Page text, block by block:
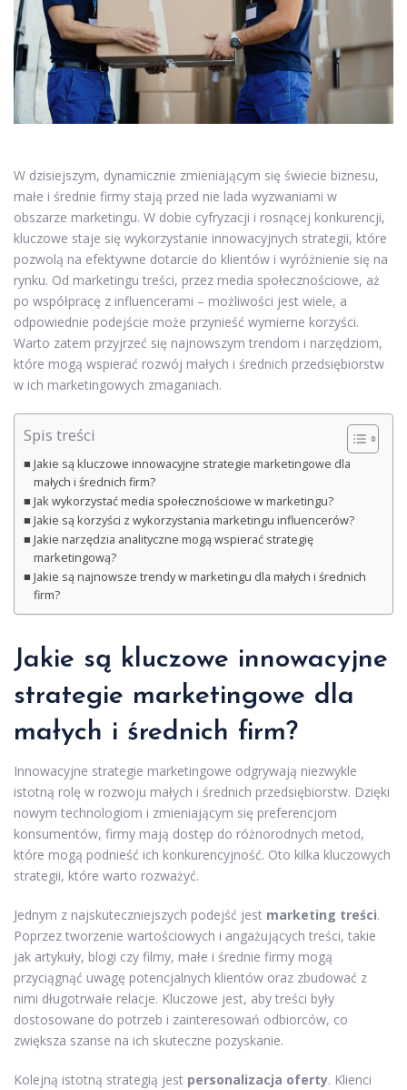
W dzisiejszym, dynamicznie zmieniającym się świecie biznesu,
małe i średnie firmy stają przed nie lada wyzwaniami w
obszarze marketingu. W dobie cyfryzacji i rosnącej konkurencji,
kluczowe staje się wykorzystanie innowacyjnych strategii, które
pozwolą na efektywne dotarcie do klientów i wyróżnienie się na
rynku. Od marketingu treści, przez media społecznościowe, aż
po współpracę z influencerami – możliwości jest wiele, a
odpowiednie podejście może przynieść wymierne korzyści.
Warto zatem przyjrzeć się najnowszym trendom i narzędziom,
które mogą wspierać rozwój małych i średnich przedsiębiorstw
w ich marketingowych zmaganiach.
Spis treści
Jakie są kluczowe innowacyjne strategie marketingowe dla
małych i średnich firm?
Jak wykorzystać media społecznościowe w marketingu?
Jakie są korzyści z wykorzystania marketingu influencerów?
Jakie narzędzia analityczne mogą wspierać strategię
marketingową?
Jakie są najnowsze trendy w marketingu dla małych i średnich
firm?
Jakie są kluczowe innowacyjne
strategie marketingowe dla
małych i średnich firm?
Innowacyjne strategie marketingowe odgrywają niezwykle
istotną rolę w rozwoju małych i średnich przedsiębiorstw. Dzięki
nowym technologiom i zmieniającym się preferencjom
konsumentów, firmy mają dostęp do różnorodnych metod,
które mogą podnieść ich konkurencyjność. Oto kilka kluczowych
strategii, które warto rozważyć.
Jednym z najskuteczniejszych podejść jest marketing treści.
Poprzez tworzenie wartościowych i angażujących treści, takie
jak artykuły, blogi czy filmy, małe i średnie firmy mogą
przyciągnąć uwagę potencjalnych klientów oraz zbudować z
nimi długotrwałe relacje. Kluczowe jest, aby treści były
dostosowane do potrzeb i zainteresowań odbiorców, co
zwiększa szanse na ich skuteczne pozyskanie.
Kolejną istotną strategią jest personalizacja oferty. Klienci